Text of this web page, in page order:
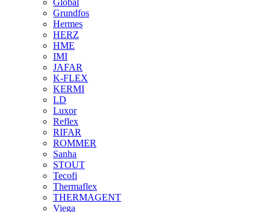
Grundfos
Hermes
HERZ
HME
IMI
JAFAR
K-FLEX
KERMI
LD
Luxor
Reflex
RIFAR
ROMMER
Sanha
STOUT
Tecofi
Thermaflex
THERMAGENT
Viega